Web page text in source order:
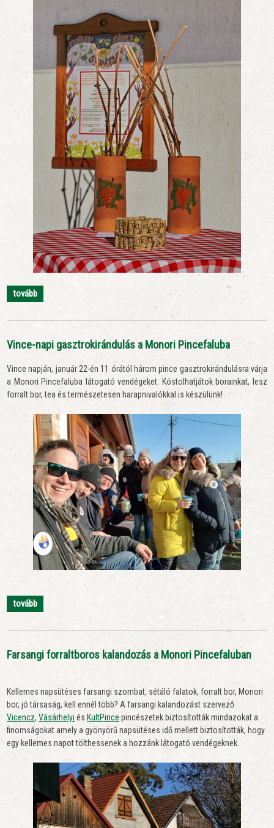
tovább
Vince-napi gasztrokirándulás a Monori Pincefaluba
Vince napján, január 22-én 11 órától három pince gasztrokirándulásra várja
a Monori Pincefaluba látogató vendégeket. Kóstolhatjátok borainkat, lesz
forralt bor, tea és természetesen harapnivalókkal is készülünk!
tovább
Farsangi forraltboros kalandozás a Monori Pincefaluban
Kellemes napsütéses farsangi szombat, sétáló falatok, forralt bor, Monori
bor, jó társaság, kell ennél több? A farsangi kalandozást szervező
Vicencz,Vásárhelyi és KultPince pincészetek biztosították mindazokat a
finomságokat amely a gyönyörű napsütéses idő mellett biztosították, hogy
egy kellemes napot tölthessenek a hozzánk látogató vendégeknek.